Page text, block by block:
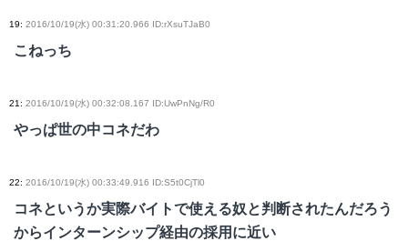
19: 2016/10/19(水) 00:31:20.966 ID:rXsuTJaB0
こねっち
21: 2016/10/19(水) 00:32:08.167 ID:UwPnNg/R0
やっぱ世の中コネだわ
22: 2016/10/19(水) 00:33:49.916 ID:S5t0CjTl0
コネというか実際バイトで使える奴と判断されたんだろう
からインターンシップ経由の採用に近い